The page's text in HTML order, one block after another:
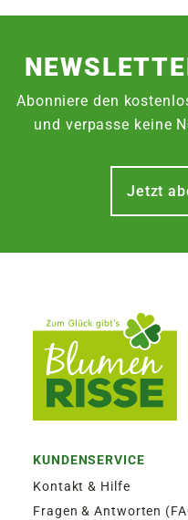
Abonniere den
und verpasse keine
Jetzt
KUNDENSERVICE
Kontakt & Hilfe
Fragen & Antworten